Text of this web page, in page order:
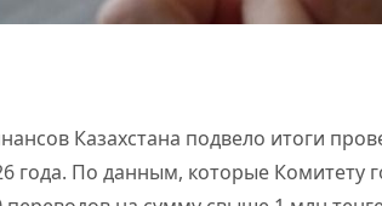
Казахстана подвело итоги
года. По данным, которые Комитету